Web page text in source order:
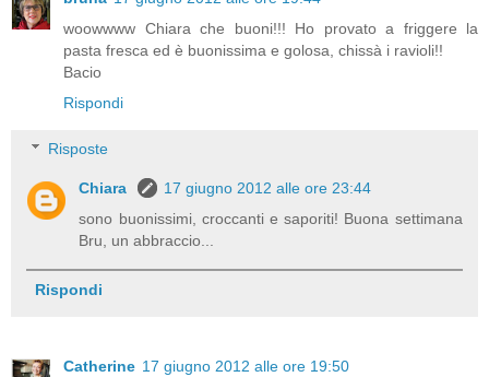
woowwww Chiara che buoni!!! Ho provato a friggere la
pasta fresca ed è buonissima e golosa, chissà i ravioli!!
Bacio
Rispondi
Risposte
Chiara
17 giugno 2012 alle ore 23:44
sono buonissimi, croccanti e saporiti! Buona settimana
Bru, un abbraccio...
Rispondi
Catherine 17 giugno 2012 alle ore 19:50